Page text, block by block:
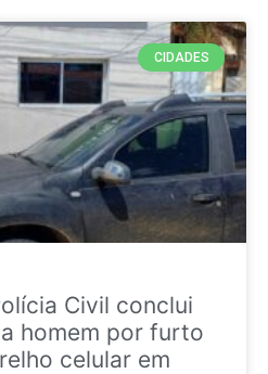
CIDADES
Civil conclui
homem por furto
celular em